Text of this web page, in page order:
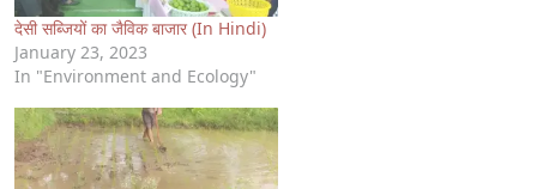
देसी सब्जियों का जैविक बाजार (In Hindi)
January 23, 2023
In "Environment and Ecology"